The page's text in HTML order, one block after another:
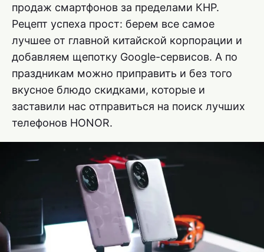
продаж смартфонов за пределами КНР.
Рецепт успеха прост: берем все самое
лучшее от главной китайской корпорации и
добавляем щепотку Google-сервисов. А по
праздникам можно приправить и без того
вкусное блюдо скидками, которые и
заставили нас отправиться на поиск лучших
телефонов HONOR.